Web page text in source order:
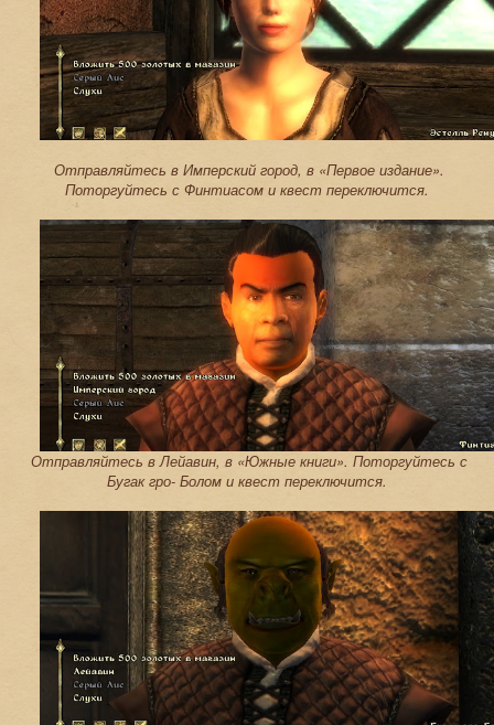
Отправляйтесь в Имперский город, в «Первое издание».
Поторгуйтесь с Финтиасом и квест переключится.
Отправляйтесь в Лейавин, в «Южные книги». Поторгуйтесь с
Бугак гро- Болом и квест переключится.